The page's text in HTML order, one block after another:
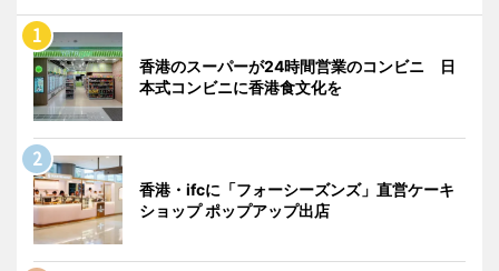
香港のスーパーが24時間営業のコンビニ 日
本式コンビニに香港食文化を
香港・ifcに「フォーシーズンズ」直営ケーキ
ショップ ポップアップ出店